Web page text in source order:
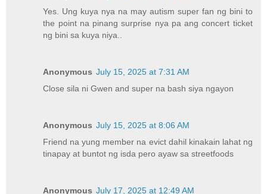
Yes. Ung kuya nya na may autism super fan ng bini to
the point na pinang surprise nya pa ang concert ticket
ng bini sa kuya niya..
Anonymous July 15, 2025 at 7:31 AM
Close sila ni Gwen and super na bash siya ngayon
Anonymous July 15, 2025 at 8:06 AM
Friend na yung member na evict dahil kinakain lahat ng
tinapay at buntot ng isda pero ayaw sa streetfoods
Anonymous July 17, 2025 at 12:49 AM